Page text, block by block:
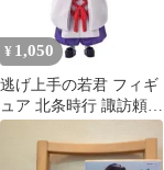
¥ 1,050
逃げ上手の若君 フィギ
ュア 北条時行 諏訪頼重
バンプレスト ★